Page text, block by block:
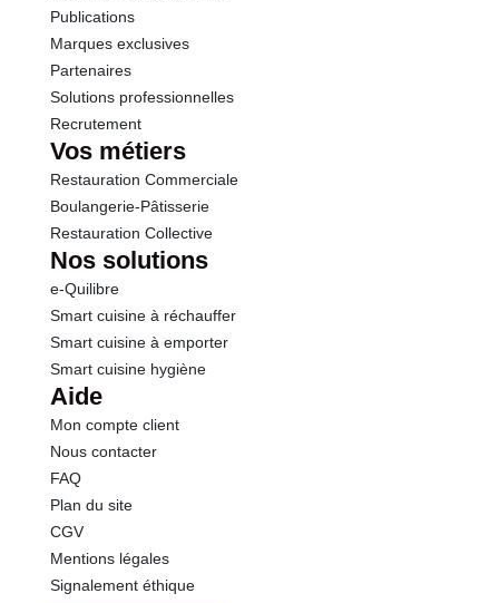
Publications
Marques exclusives
Partenaires
Solutions professionnelles
Recrutement
Vos métiers
Restauration Commerciale
Boulangerie-Pâtisserie
Restauration Collective
Nos solutions
e-Quilibre
Smart cuisine à réchauffer
Smart cuisine à emporter
Smart cuisine hygiène
Aide
Mon compte client
Nous contacter
FAQ
Plan du site
CGV
Mentions légales
Signalement éthique